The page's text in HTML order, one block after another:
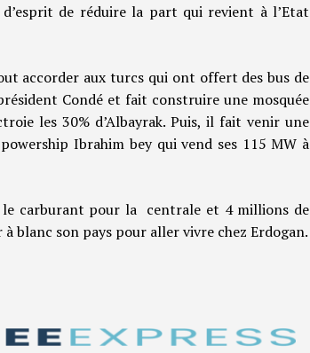
de réduire la part qui revient à l’Etat
accorder aux turcs qui ont offert des bus de
Condé et fait construire une mosquée
les 30% d’Albayrak. Puis, il fait venir une
Ibrahim bey qui vend ses 115 MW à
le carburant pour la centrale et 4 millions de
blanc son pays pour aller vivre chez Erdogan.